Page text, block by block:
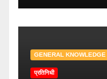
GENERAL KNOWLEDGE
प्रतिनिधी